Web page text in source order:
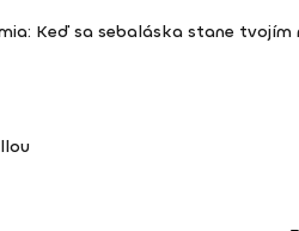
Keď sa sebaláska stane